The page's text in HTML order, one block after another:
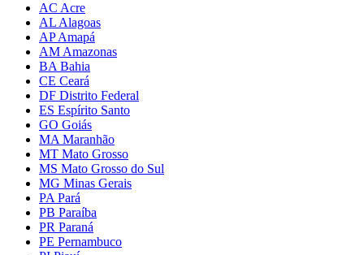
AC Acre
AL Alagoas
AP Amapá
AM Amazonas
BA Bahia
CE Ceará
DF Distrito Federal
ES Espírito Santo
GO Goiás
MA Maranhão
MT Mato Grosso
MS Mato Grosso do Sul
MG Minas Gerais
PA Pará
PB Paraíba
PR Paraná
PE Pernambuco